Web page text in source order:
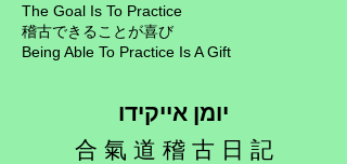
The Goal Is To Practice
稽古できることが喜び
Being Able To Practice Is A Gift
יומן אייקידו
合 氣 道 稽 古 日 記